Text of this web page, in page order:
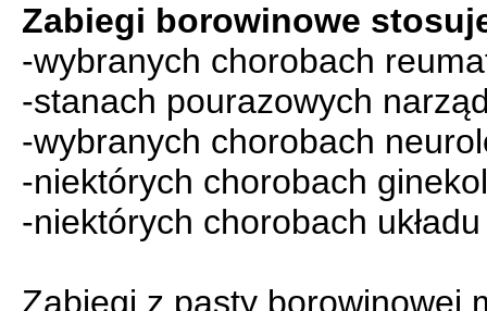
Zabiegi borowinowe
-wybranych chorobach
-stanach pourazowych
-wybranych chorobach
-niektórych chorobach
-niektórych chorobach
Zabiegi z pasty borowinowej